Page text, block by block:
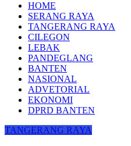
HOME
SERANG RAYA
TANGERANG RAYA
CILEGON
LEBAK
PANDEGLANG
BANTEN
NASIONAL
ADVETORIAL
EKONOMI
DPRD BANTEN
TANGERANG RAYA